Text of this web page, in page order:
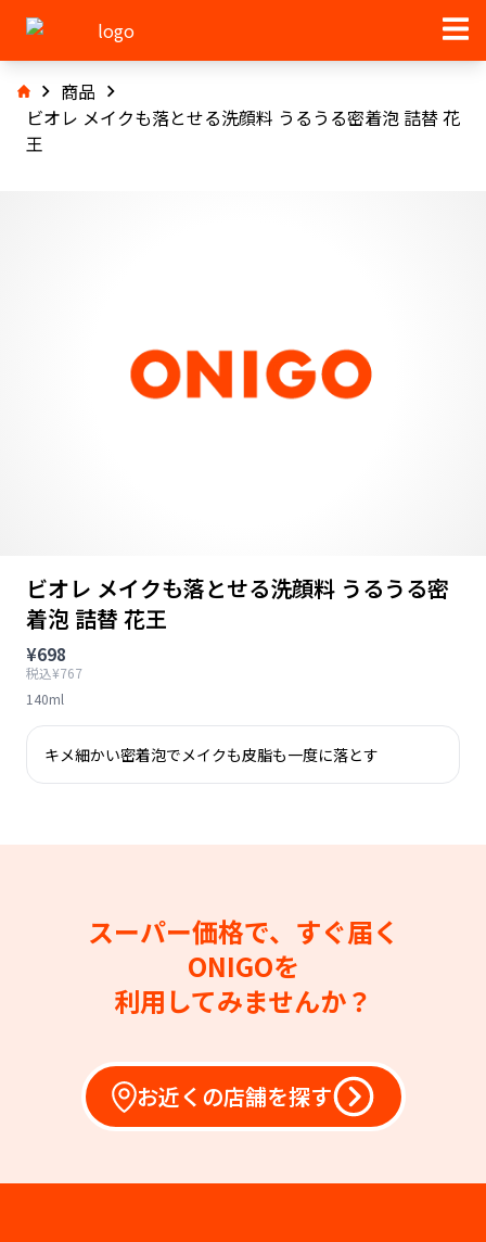
商品
ビオレ メイクも落とせる洗顔料 うるうる密着泡 詰替 花
王
ビオレ メイクも落とせる洗顔料 うるうる密
着泡 詰替 花王
¥698
税込¥767
140ml
キメ細かい密着泡でメイクも皮脂も一度に落とす
スーパー価格で、すぐ届く
ONIGOを
利用してみませんか？
お近くの店舗を探す